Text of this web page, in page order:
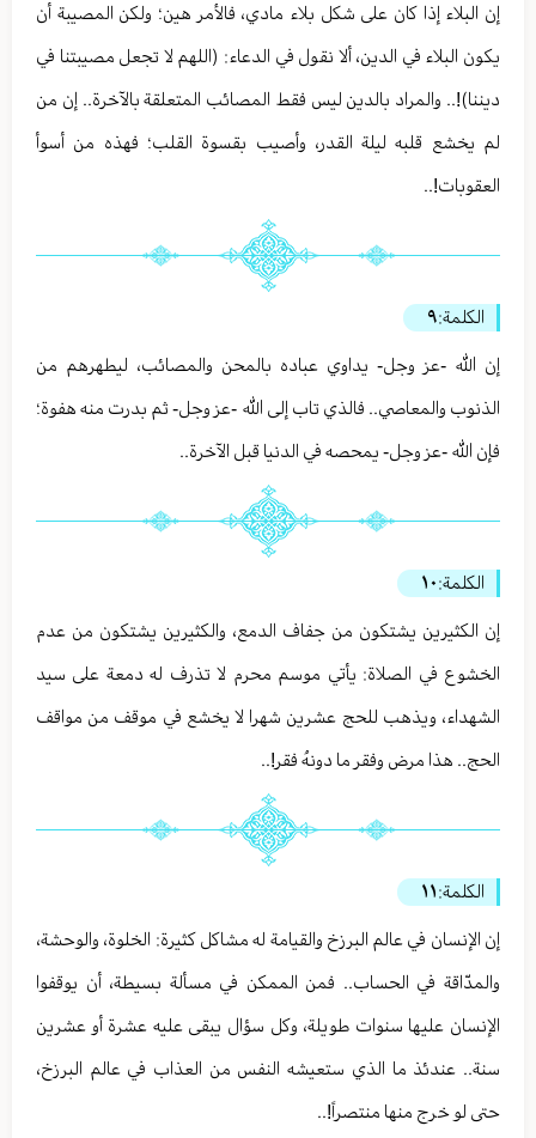
إن البلاء إذا كان على شكل بلاء مادي، فالأمر هين؛ ولكن المصيبة أن
يكون البلاء في الدين، ألا نقول في الدعاء: (اللهم لا تجعل مصيبتنا في
ديننا)!.. والمراد بالدين ليس فقط المصائب المتعلقة بالآخرة.. إن من
لم يخشع قلبه ليلة القدر، وأصيب بقسوة القلب؛ فهذه من أسوأ
العقوبات!..
الكلمة:٩
إن الله -عز وجل- يداوي عباده بالمحن والمصائب، ليطهرهم من
الذنوب والمعاصي.. فالذي تاب إلى الله -عز وجل- ثم بدرت منه هفوة؛
فإن الله -عز وجل- يمحصه في الدنيا قبل الآخرة..
الكلمة:١٠
إن الكثيرين يشتكون من جفاف الدمع، والكثيرين يشتكون من عدم
الخشوع في الصلاة: يأتي موسم محرم لا تذرف له دمعة على سيد
الشهداء، ويذهب للحج عشرين شهرا لا يخشع في موقف من مواقف
الحج.. هذا مرض وفقر ما دونهُ فقر!..
الكلمة:١١
إن الإنسان في عالم البرزخ والقيامة له مشاكل كثيرة: الخلوة، والوحشة،
والمدّاقة في الحساب.. فمن الممكن في مسألة بسيطة، أن يوقفوا
الإنسان عليها سنوات طويلة، وكل سؤال يبقى عليه عشرة أو عشرين
سنة.. عندئذ ما الذي ستعيشه النفس من العذاب في عالم البرزخ،
حتى لو خرج منها منتصراً!..